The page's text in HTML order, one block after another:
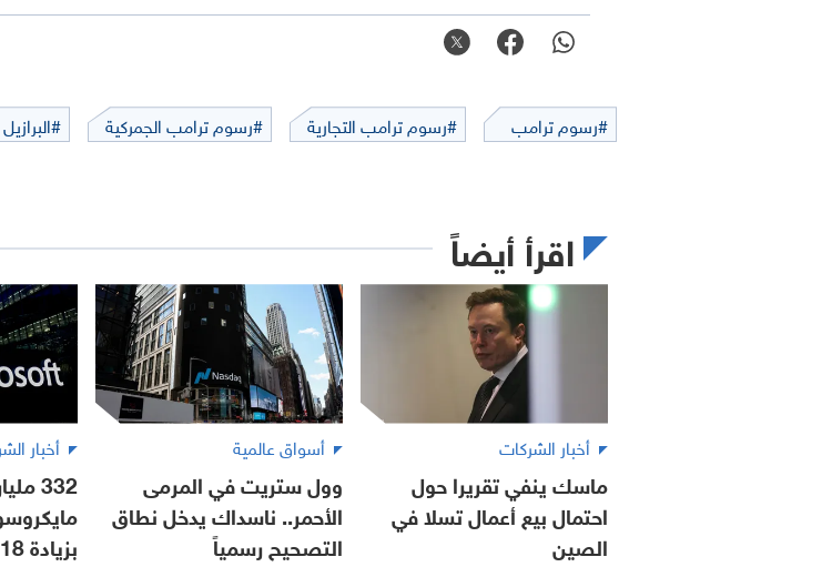
#رسوم ترامب #رسوم ترامب التجارية #رسوم ترامب الجمركية #البرازيل
اقرأ أيضاً
أخبار الشركات
ماسك ينفي تقريرا حول
احتمال بيع أعمال تسلا في
الصين
أسواق عالمية
وول ستريت في المرمى
الأحمر.. ناسداك يدخل نطاق
التصحيح رسمياً
أخبار
332
بزيادة 18%